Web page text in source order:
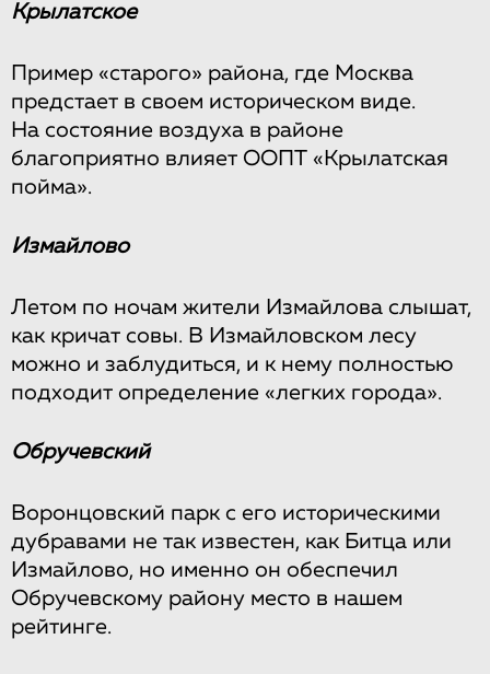
Крылатское
Пример «старого» района, где Москва
предстает в своем историческом виде.
На состояние воздуха в районе
благоприятно влияет ООПТ «Крылатская
пойма».
Измайлово
Летом по ночам жители Измайлова слышат,
как кричат совы. В Измайловском лесу
можно и заблудиться, и к нему полностью
подходит определение «легких города».
Обручевский
Воронцовский парк с его историческими
дубравами не так известен, как Битца или
Измайлово, но именно он обеспечил
Обручевскому району место в нашем
рейтинге.